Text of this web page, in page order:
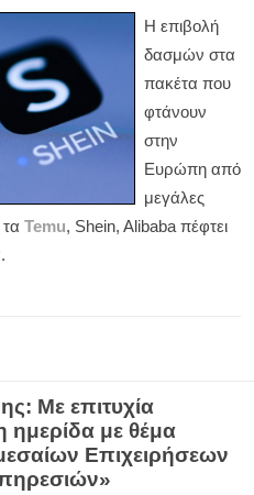
Η επιβολή
δασμών στα
πακέτα που
φτάνουν
στην
Ευρώπη από
μεγάλες
Temu, Shein, Alibaba πέφτει
Με επιτυχία
ημερίδα με θέμα
Επιχειρήσεων